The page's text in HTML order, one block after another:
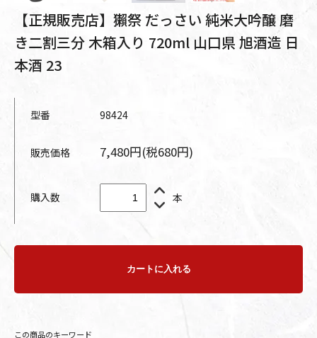
【正規販売店】獺祭 だっさい 純米大吟醸 磨
き二割三分 木箱入り 720ml 山口県 旭酒造 日
本酒 23
型番 98424
販売価格 7,480円(税680円)
購入数 本
カートに入れる
この商品のキーワード